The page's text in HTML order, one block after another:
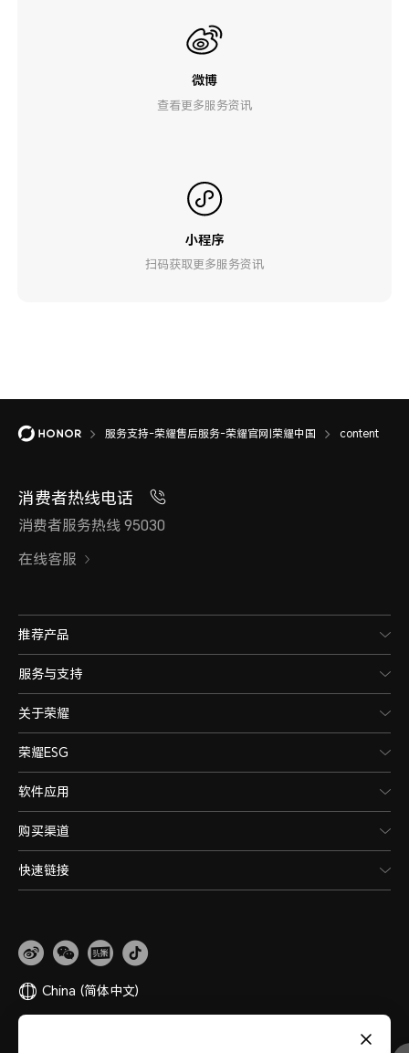
微博
查看更多服务资讯
小程序
扫码获取更多服务资讯
服务支持-荣耀售后服务-荣耀官网|荣耀中国 content
消费者热线电话
消费者服务热线 95030
在线客服
推荐产品
服务与支持
关于荣耀
荣耀ESG
软件应用
购买渠道
快速链接
China (简体中文)